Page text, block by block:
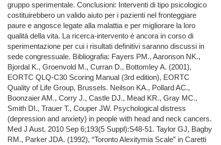
gruppo sperimentale. Conclusioni: Interventi di tipo psicologico
costituirebbero un valido aiuto per i pazienti nel fronteggiare
paure e angosce legate alla malattia e per migliorare la loro
qualità della vita. La ricerca-intervento è ancora in corso di
sperimentazione per cui i risultati definitivi saranno discussi in
sede congressuale. Bibliografia: Fayers PM., Aaronson NK.,
Bjordal K., Groenvold M., Curran D., Bottomley A. (2001),
EORTC QLQ-C30 Scoring Manual (3rd edition), EORTC
Quality of Life Group, Brussels. Neilson KA., Pollard AC.,
Boonzaier AM., Corry J., Castle DJ., Mead KR., Gray MC.,
Smith DI., Trauer T., Couper JW. Psychological distress
(depression and anxiety) in people with head and neck cancers.
Med J Aust. 2010 Sep 6;193(5 Suppl):S48-51. Taylor GJ, Bagby
RM., Parker JDA. (1992), “Toronto Alexitymia Scale” in Caretti